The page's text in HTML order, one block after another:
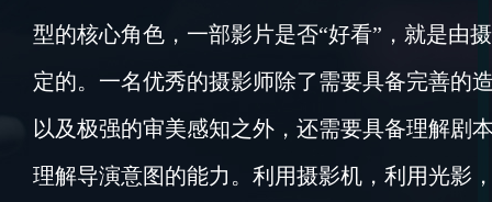
型的核心角色，一部影片是否“好看”，就是由
定的。一名优秀的摄影师除了需要具备完善的
以及极强的审美感知之外，还需要具备理解剧
理解导演意图的能力。利用摄影机，利用光影